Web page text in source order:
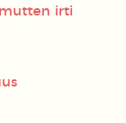
irti